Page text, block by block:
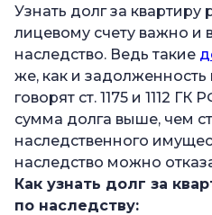
Узнать долг за квартиру
лицевому счету важно и
наследство. Ведь такие
же, как и задолженность
говорят ст. 1175 и 1112 ГК
сумма долга выше, чем
наследственного
наследство можно
Как узнать долг за
по наследству: